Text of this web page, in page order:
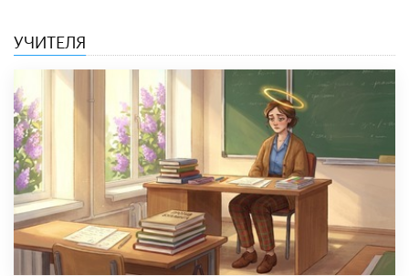
УЧИТЕЛЯ